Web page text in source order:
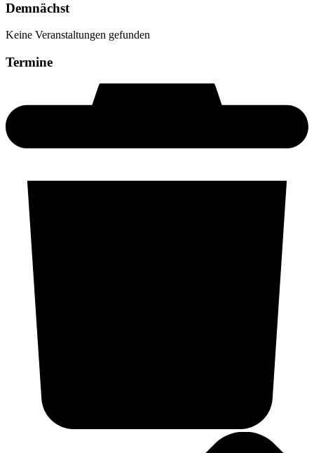
Demnächst
Keine Veranstaltungen gefunden
Termine